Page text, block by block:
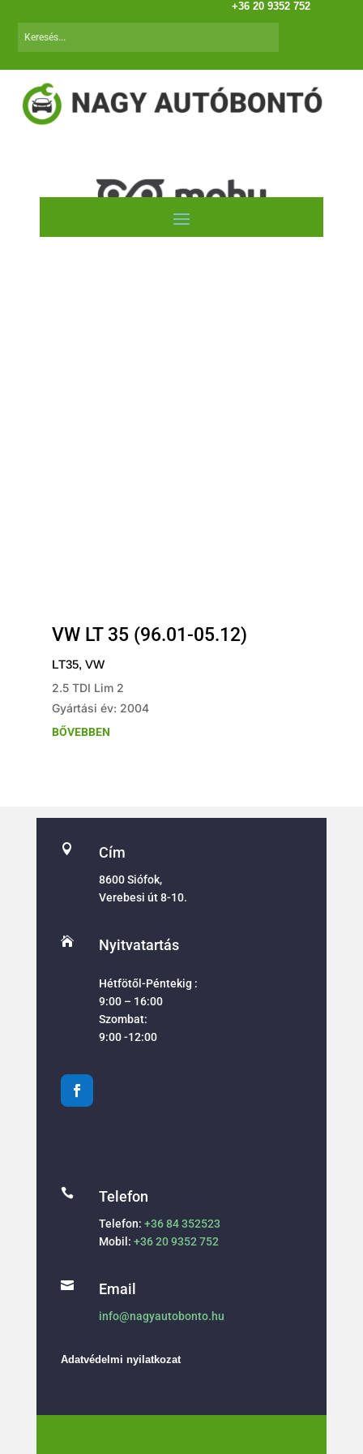
+36 20 9352 752
VW LT 35 (96.01-05.12)
LT35, VW
2.5 TDI Lim 2
Gyártási év: 2004
BŐVEBBEN
 Cím
8600 Siófok,
Verebesi út 8-10.
 Nyitvatartás
Hétfötől-Péntekig :
9:00 – 16:00
Szombat:
9:00 -12:00
 Telefon
Telefon: +36 84 352523
Mobil: +36 20 9352 752
 Email
info@nagyautobonto.hu
Adatvédelmi nyilatkozat